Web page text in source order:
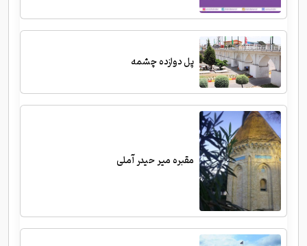
پل دوازده چشمه
مقبره میر حیدر آملی